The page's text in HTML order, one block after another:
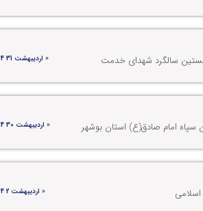
سالگرد شهدای خدمت « اردیبهشت 31 1404
سپاه امام صادق(ع) استان بوشهر « اردیبهشت 30 1404
« اردیبهشت 2 1404